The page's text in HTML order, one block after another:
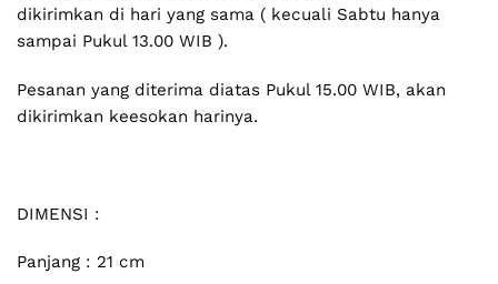
dikirimkan di hari yang sama ( kecuali Sabtu hanya
sampai Pukul 13.00 WIB ).
Pesanan yang diterima diatas Pukul 15.00 WIB, akan
dikirimkan keesokan harinya.
DIMENSI :
Panjang : 21 cm